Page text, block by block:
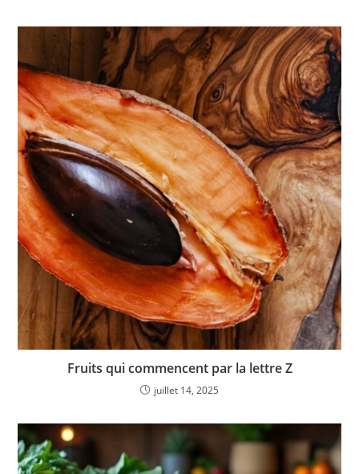
Fruits qui commencent par la lettre Z
juillet 14, 2025